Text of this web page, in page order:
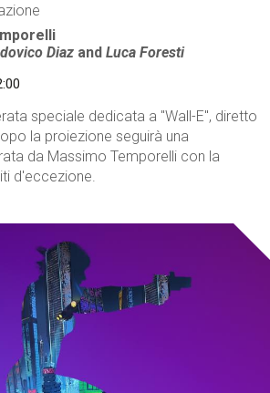
Diaz andLuca Foresti
speciale dedicata a "Wall-E", diretto
la proiezione seguirà una
da Massimo Temporelli con la
d'eccezione.